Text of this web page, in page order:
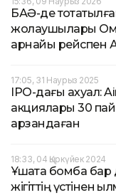
БАӘ-де
жолаушылары
арнайы рейспен
17:05, 31 Наурыз 2025
IPO-дағы ахуал:
акциялары 30
арзандаған
18:33, 04 Қыркүйек 2024
Ұшақта бомба бар
жігіттің үстінен